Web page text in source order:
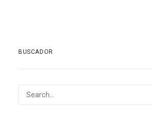
BUSCADOR